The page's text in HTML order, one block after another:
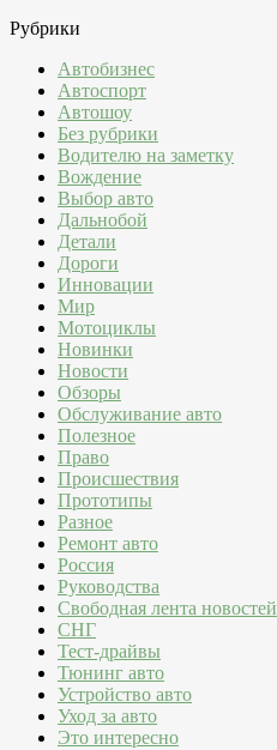
Рубрики
Автобизнес
Автоспорт
Автошоу
Без рубрики
Водителю на заметку
Вождение
Выбор авто
Дальнобой
Детали
Дороги
Инновации
Мир
Мотоциклы
Новинки
Новости
Обзоры
Обслуживание авто
Полезное
Право
Происшествия
Прототипы
Разное
Ремонт авто
Россия
Руководства
Свободная лента новостей
СНГ
Тест-драйвы
Тюнинг авто
Устройство авто
Уход за авто
Это интересно